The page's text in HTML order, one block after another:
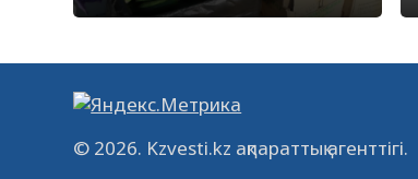
© 2026. Kzvesti.kz ақпараттық агенттігі.